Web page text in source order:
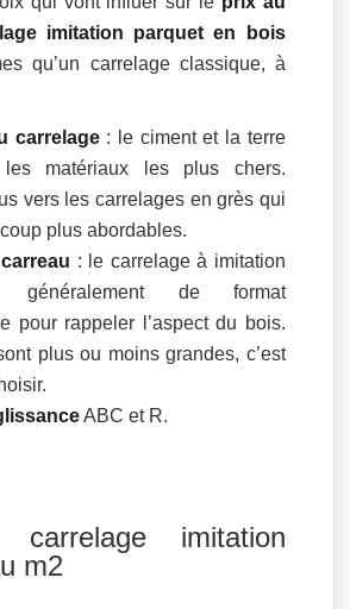
imitation parquet en bois
qu’un carrelage classique, à
carrelage: le ciment et la terre
matériaux les plus chers.
vers les carrelages en grès qui
plus abordables.
: le carrelage à imitation
de format
pour rappeler l’aspect du bois.
plus ou moins grandes, c’est
ABC et R.
imitation
m2